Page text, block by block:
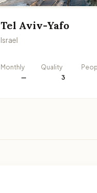
Tel Aviv-Yafo
Israel
Monthly
—
Quality
3